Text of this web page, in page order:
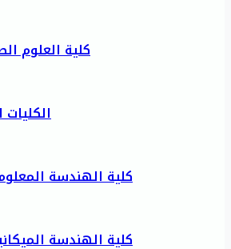
كلية العلوم
كلية الهندسة
كلية الهندسة